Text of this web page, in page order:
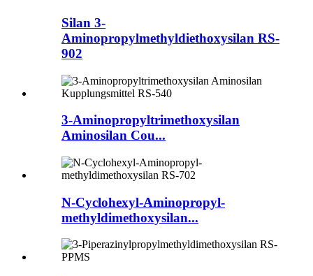
Silan 3-
Aminopropylmethyldiethoxysilan RS-
902
3-Aminopropyltrimethoxysilan
Aminosilan Cou...
N-Cyclohexyl-Aminopropyl-
methyldimethoxysilan...